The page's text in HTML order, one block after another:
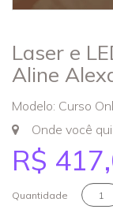
Laser e
Aline
Modelo: Curso
Onde você
R$
Quantidade